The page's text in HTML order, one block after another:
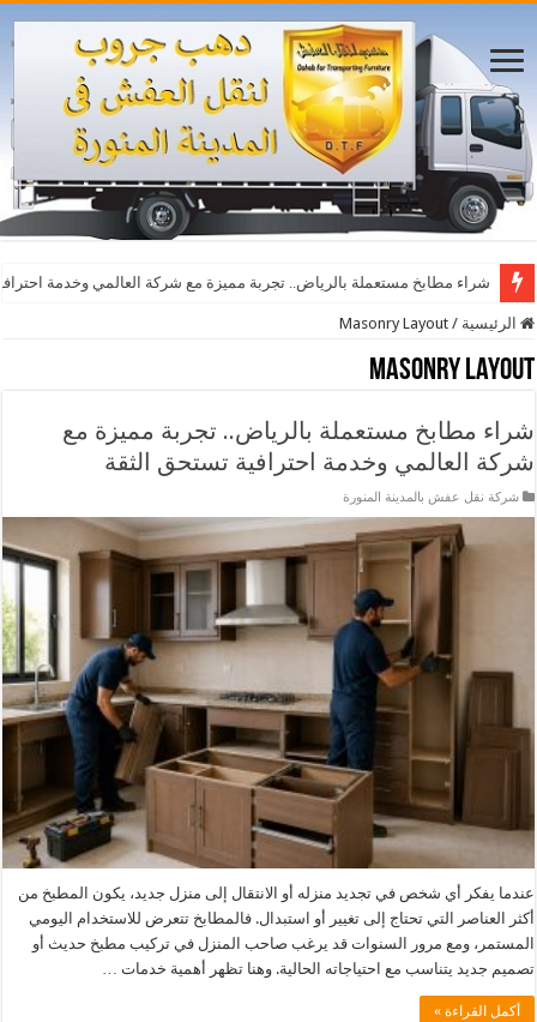
شراء مطابخ مستعملة بالرياض.. تجربة مميزة مع شركة العالمي وخدمة
الرئيسية /
Masonry Layout
Masonry Layout
شراء مطابخ مستعملة بالرياض.. تجربة مميزة مع
شركة العالمي وخدمة احترافية تستحق الثقة
شركة نقل عفش بالمدينة المنورة
عندما يفكر أي شخص في تجديد منزله أو الانتقال إلى منزل جديد، يكون المطبخ من
أكثر العناصر التي تحتاج إلى تغيير أو استبدال. فالمطابخ تتعرض للاستخدام اليومي
المستمر، ومع مرور السنوات قد يرغب صاحب المنزل في تركيب مطبخ حديث أو
تصميم جديد يتناسب مع احتياجاته الحالية. وهنا تظهر أهمية خدمات …
أكمل القراءة »